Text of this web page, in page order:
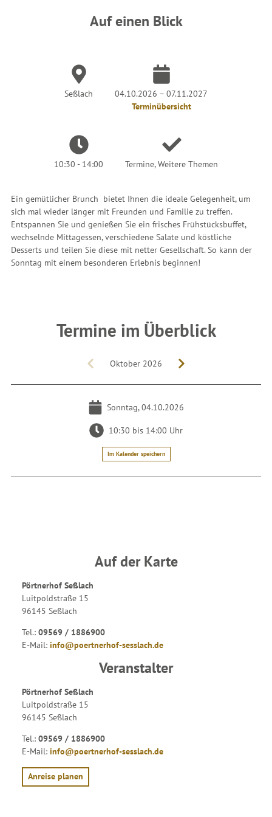
Auf einen Blick
Seßlach
04.10.2026 – 07.11.2027
Terminübersicht
10:30 - 14:00 Termine, Weitere Themen
Ein gemütlicher Brunch bietet Ihnen die ideale Gelegenheit, um
sich mal wieder länger mit Freunden und Familie zu treffen.
Entspannen Sie und genießen Sie ein frisches Frühstücksbuffet,
wechselnde Mittagessen, verschiedene Salate und köstliche
Desserts und teilen Sie diese mit netter Gesellschaft. So kann der
Sonntag mit einem besonderen Erlebnis beginnen!
Termine im Überblick
Oktober 2026
Sonntag, 04.10.2026
10:30 bis 14:00 Uhr
Im Kalender speichern
Auf der Karte
Pörtnerhof Seßlach
Luitpoldstraße 15
96145 Seßlach
Tel.: 09569 / 1886900
E-Mail: info@poertnerhof-sesslach.de
Veranstalter
Pörtnerhof Seßlach
Luitpoldstraße 15
96145 Seßlach
Tel.: 09569 / 1886900
E-Mail: info@poertnerhof-sesslach.de
Anreise planen